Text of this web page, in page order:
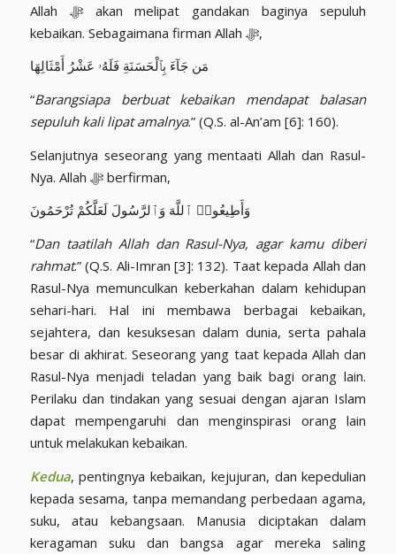
Allah ﷻ akan melipat gandakan baginya sepuluh
kebaikan. Sebagaimana firman Allah ﷻ,
مَن جَآءَ بِٱلْحَسَنَةِ فَلَهُۥ عَشْرُ أَمْثَالِهَا
“Barangsiapa berbuat kebaikan mendapat balasan
sepuluh kali lipat amalnya.” (Q.S. al-An’am [6]: 160).
Selanjutnya seseorang yang mentaati Allah dan Rasul-
Nya. Allah ﷻ berfirman,
وَأَطِيعُوا۟ ٱللَّهَ وَٱلرَّسُولَ لَعَلَّكُمْ تُرْحَمُونَ
“Dan taatilah Allah dan Rasul-Nya, agar kamu diberi
rahmat.” (Q.S. Ali-Imran [3]: 132). Taat kepada Allah dan
Rasul-Nya memunculkan keberkahan dalam kehidupan
sehari-hari. Hal ini membawa berbagai kebaikan,
sejahtera, dan kesuksesan dalam dunia, serta pahala
besar di akhirat. Seseorang yang taat kepada Allah dan
Rasul-Nya menjadi teladan yang baik bagi orang lain.
Perilaku dan tindakan yang sesuai dengan ajaran Islam
dapat mempengaruhi dan menginspirasi orang lain
untuk melakukan kebaikan.
Kedua, pentingnya kebaikan, kejujuran, dan kepedulian
kepada sesama, tanpa memandang perbedaan agama,
suku, atau kebangsaan. Manusia diciptakan dalam
keragaman suku dan bangsa agar mereka saling